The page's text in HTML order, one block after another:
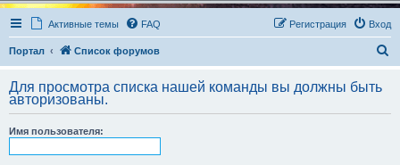
Активные темы FAQ Вход
Регистрация
Портал Список форумов
с
Для просмотра списка нашей команды вы должны быть
авторизованы.
Имя пользователя: